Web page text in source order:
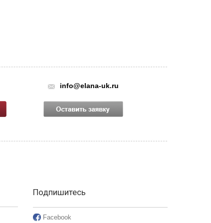
info@elana-uk.ru
Подпишитесь
Facebook